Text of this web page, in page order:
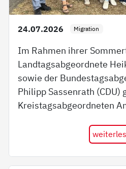
24.07.2026 Migration
Im Rahmen ihrer
Landtagsabgeordnete
sowie der
Philipp Sassenrath
Kreistagsabgeordneten